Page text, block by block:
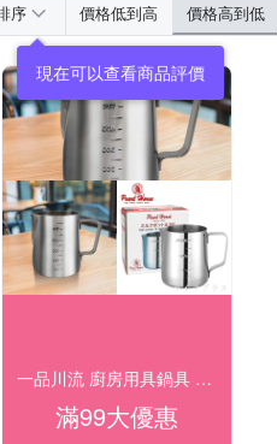
序 價格低到高 價格高到低
現在可以查看商品評價
一品川流 廚房用具鍋具 便當盒 優惠中
滿99大優惠